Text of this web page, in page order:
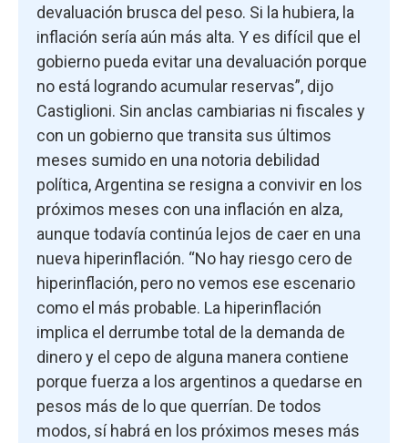
devaluación brusca del peso. Si la hubiera, la
inflación sería aún más alta. Y es difícil que el
gobierno pueda evitar una devaluación porque
no está logrando acumular reservas”, dijo
Castiglioni. Sin anclas cambiarias ni fiscales y
con un gobierno que transita sus últimos
meses sumido en una notoria debilidad
política, Argentina se resigna a convivir en los
próximos meses con una inflación en alza,
aunque todavía continúa lejos de caer en una
nueva hiperinflación. “No hay riesgo cero de
hiperinflación, pero no vemos ese escenario
como el más probable. La hiperinflación
implica el derrumbe total de la demanda de
dinero y el cepo de alguna manera contiene
porque fuerza a los argentinos a quedarse en
pesos más de lo que querrían. De todos
modos, sí habrá en los próximos meses más